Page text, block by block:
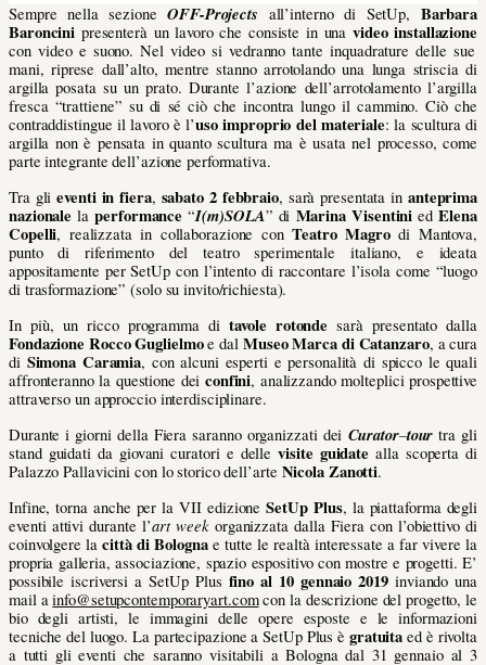
Sempre nella sezioneOFF-Projects all’interno di SetUp, Barbara
Baroncini presenterà un lavoro che consiste in una video installazione
con video e suono. Nel video si vedranno tante inquadrature delle sue
mani, riprese dall’alto, mentre stanno arrotolando una lunga striscia di
argilla posata su un prato. Durante l’azione dell’arrotolamento l’argilla
fresca “trattiene” su di sé ciò che incontra lungo il cammino. Ciò che
contraddistingue il lavoro è l’uso improprio del materiale: la scultura di
argilla non è pensata in quanto scultura ma è usata nel processo, come
parte integrante dell’azione performativa.
Tra glieventi in fiera, sabato 2 febbraio, sarà presentata in anteprima
nazionale laperformance “I(m)SOLA” di Marina Visentini edElena
Copelli, realizzata in collaborazione conTeatro Magrodi Mantova,
punto di riferimento del teatro sperimentale italiano, e ideata
appositamente per SetUp con l’intento di raccontare l’isola come “luogo
di trasformazione” (solo su invito/richiesta).
In più, un ricco programma ditavole rotonde sarà presentato dalla
Fondazione Rocco Guglielmoe dal Museo Marca di Catanzaro, a cura
di Simona Caramia, con alcuni esperti e personalità di spicco le quali
affronteranno la questione dei confini, analizzando molteplici prospettive
attraverso un approccio interdisciplinare.
Durante i giorni della Fiera saranno organizzati dei Curator–tour tra gli
stand guidati da giovani curatori e dellevisite guidate alla scoperta di
Palazzo Pallavicini con lo storico dell’arte Nicola Zanotti.
Infine, torna anche per la VII edizioneSetUp Plus, la piattaforma degli
eventi attivi durante l’art week organizzata dalla Fiera con l’obiettivo di
coinvolgere lacittà di Bolognae tutte le realtà interessate a far vivere la
propria galleria, associazione, spazio espositivo con mostre e progetti. E’
possibile iscriversi a SetUp Plus fino al 10 gennaio 2019inviando una
mail ainfo@setupcontemporaryart.comcon la descrizione del progetto, le
bio degli artisti, le immagini delle opere esposte e le informazioni
tecniche del luogo. La partecipazione a SetUp Plus è gratuitaed è rivolta
a tutti gli eventi che saranno visitabili a Bologna dal 31 gennaio al 3